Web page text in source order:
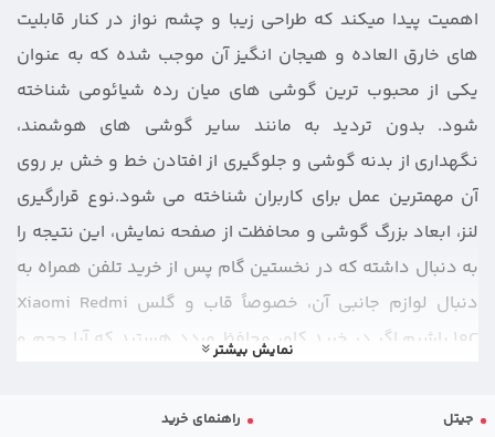
اهمیت پیدا میکند که طراحی زیبا و چشم نواز در کنار قابلیت
های خارق العاده و هیجان انگیز آن موجب شده که به عنوان
یکی از محبوب ترین گوشی های میان رده شیائومی شناخته
شود. بدون تردید به مانند سایر گوشی‌ های هوشمند،
نگهداری از بدنه گوشی و جلوگیری از افتادن خط و خش بر روی
آن مهمترین عمل برای کاربران شناخته می شود.نوع قرارگیری
لنز، ابعاد بزرگ گوشی و محافظت از صفحه نمایش، این نتیجه را
به دنبال داشته که در نخستین گام پس از خرید تلفن همراه به
دنبال لوازم جانبی آن، خصوصاً قاب و
گلس Xiaomi Redmi
10C باشیم.اگر در خرید کاور محافظ مردد هستید که آیا حجم و
محدودیتهایی در استفاده از امکانات آن برایتان پیش بیاید ،
نمایش بیشتر
جیتل راهنمای خرید